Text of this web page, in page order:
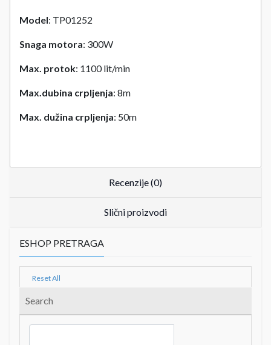
Model: TP01252
Snaga motora: 300W
Max. protok: 1100 lit/min
Max.dubina crpljenja: 8m
Max. dužina crpljenja: 50m
Recenzije (0)
Slični proizvodi
ESHOP PRETRAGA
Reset All
Search